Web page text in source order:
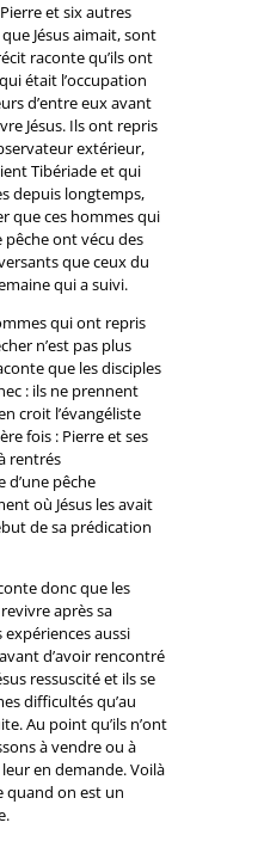
et six autres
Jésus aimait, sont
raconte qu’ils ont
était l’occupation
d’entre eux avant
Jésus. Ils ont repris
extérieur,
Tibériade et qui
depuis longtemps,
que ces hommes qui
ont vécu des
que ceux du
qui a suivi.
qui ont repris
n’est pas plus
que les disciples
: ils ne prennent
croit l’évangéliste
fois : Pierre et ses
rentrés
pêche
où Jésus les avait
de sa prédication
donc que les
après sa
expériences aussi
d’avoir rencontré
ressuscité et ils se
difficultés qu’au
Au point qu’ils n’ont
à vendre ou à
en demande. Voilà
quand on est un